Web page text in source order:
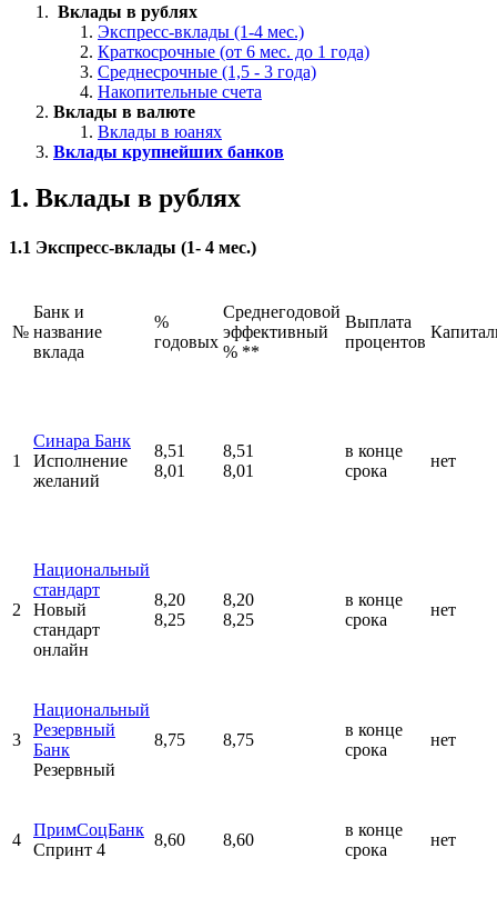
Вклады в рублях
Экспресс-вклады (1-4 мес.)
Краткосрочные (от 6 мес. до 1 года)
Среднесрочные (1,5 - 3 года)
Накопительные счета
Вклады в валюте
Вклады в юанях
Вклады крупнейших банков
1. Вклады в рублях
1.1 Экспресс-вклады (1- 4 мес.)
№
Банк и
название
вклада
%
годовых
Среднегодовой
эффективный
% **
Выплата
процентов
1
Синара Банк
Исполнение
желаний
8,51
8,01
8,51
8,01
в конце
срока
нет
2
Национальный
стандарт
Новый
стандарт
онлайн
8,20
8,25
8,20
8,25
в конце
срока
нет
3
Национальный
Резервный
Банк
Резервный
8,75 8,75
в конце
срока
нет
4
ПримСоцБанк
Спринт 4
8,60 8,60
в конце
срока
нет